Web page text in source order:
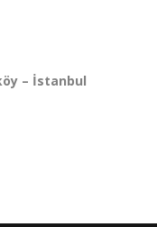
– İstanbul